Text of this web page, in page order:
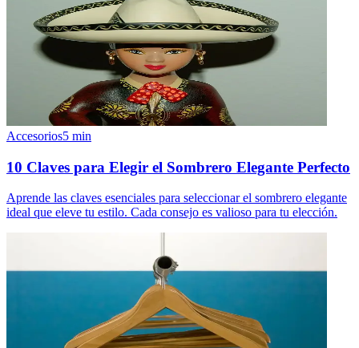
Accesorios5 min
10 Claves para Elegir el Sombrero Elegante Perfecto
Aprende las claves esenciales para seleccionar el sombrero elegante
ideal que eleve tu estilo. Cada consejo es valioso para tu elección.